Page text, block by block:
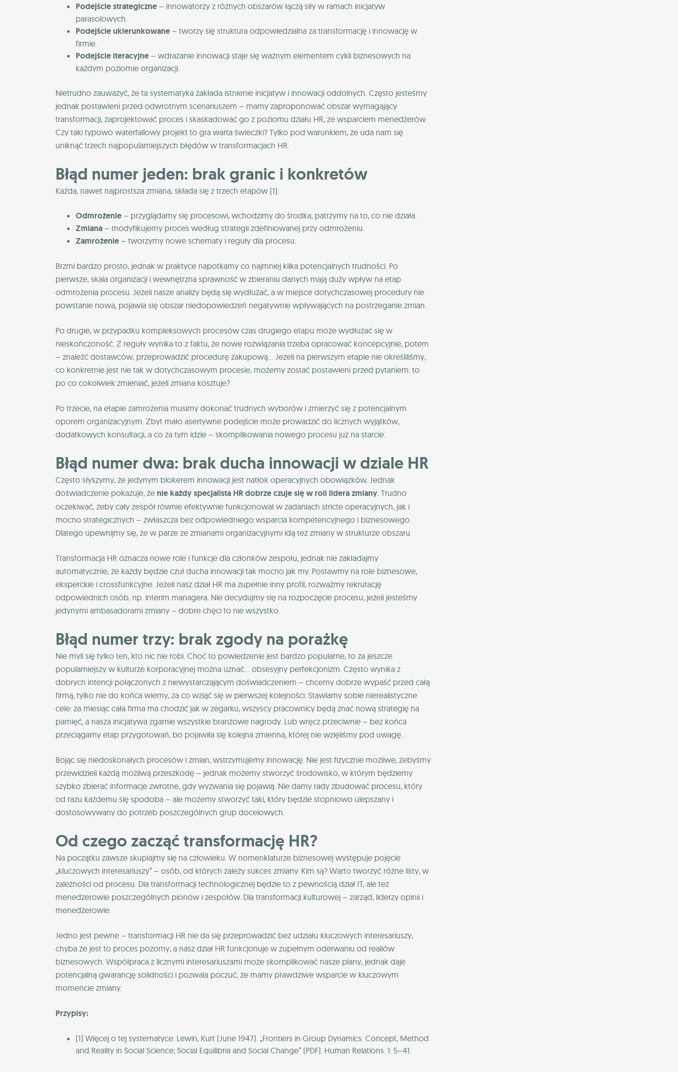
Podejście strategiczne – innowatorzy z różnych obszarów łączą siły w ramach inicjatyw
parasolowych.
Podejście ukierunkowane – tworzy się struktura odpowiedzialna za transformację i innowację w
firmie.
Podejście iteracyjne – wdrażanie innowacji staje się ważnym elementem cykli biznesowych na
każdym poziomie organizacji.
Nietrudno zauważyć, że ta systematyka zakłada istnienie inicjatyw i innowacji oddolnych. Często jesteśmy
jednak postawieni przed odwrotnym scenariuszem – mamy zaproponować obszar wymagający
transformacji, zaprojektować proces i skaskadować go z poziomu działu HR, ze wsparciem menedżerów.
Czy taki typowo waterfallowy projekt to gra warta świeczki? Tylko pod warunkiem, że uda nam się
uniknąć trzech najpopularniejszych błędów w transformacjach HR.
Błąd numer jeden: brak granic i konkretów
Każda, nawet najprostsza zmiana, składa się z trzech etapów [1]:
Odmrożenie – przyglądamy się procesowi, wchodzimy do środka, patrzymy na to, co nie działa.
Zmiana – modyfikujemy proces według strategii zdefiniowanej przy odmrożeniu.
Zamrożenie – tworzymy nowe schematy i reguły dla procesu.
Brzmi bardzo prosto, jednak w praktyce napotkamy co najmniej kilka potencjalnych trudności. Po
pierwsze, skala organizacji i wewnętrzna sprawność w zbieraniu danych mają duży wpływ na etap
odmrożenia procesu. Jeżeli nasze analizy będą się wydłużać, a w miejsce dotychczasowej procedury nie
powstanie nowa, pojawia się obszar niedopowiedzeń negatywnie wpływających na postrzeganie zmian.
Po drugie, w przypadku kompleksowych procesów czas drugiego etapu może wydłużać się w
nieskończoność. Z reguły wynika to z faktu, że nowe rozwiązania trzeba opracować koncepcyjnie, potem
– znaleźć dostawców, przeprowadzić procedurę zakupową… Jeżeli na pierwszym etapie nie określiliśmy,
co konkretnie jest nie tak w dotychczasowym procesie, możemy zostać postawieni przed pytaniem: to
po co cokolwiek zmieniać, jeżeli zmiana kosztuje?
Po trzecie, na etapie zamrożenia musimy dokonać trudnych wyborów i zmierzyć się z potencjalnym
oporem organizacyjnym. Zbyt mało asertywne podejście może prowadzić do licznych wyjątków,
dodatkowych konsultacji, a co za tym idzie – skomplikowania nowego procesu już na starcie.
Błąd numer dwa: brak ducha innowacji w dziale HR
Często słyszymy, że jedynym blokerem innowacji jest natłok operacyjnych obowiązków. Jednak
doświadczenie pokazuje, że nie każdy specjalista HR dobrze czuje się w roli lidera zmiany . Trudno
oczekiwać, żeby cały zespół równie efektywnie funkcjonował w zadaniach stricte operacyjnych, jak i
mocno strategicznych – zwłaszcza bez odpowiedniego wsparcia kompetencyjnego i biznesowego.
Dlatego upewnijmy się, że w parze ze zmianami organizacyjnymi idą też zmiany w strukturze obszaru.
Transformacja HR oznacza nowe role i funkcje dla członków zespołu, jednak nie zakładajmy
automatycznie, że każdy będzie czuł ducha innowacji tak mocno jak my. Postawmy na role biznesowe,
eksperckie i crossfunkcyjne. Jeżeli nasz dział HR ma zupełnie inny profil, rozważmy rekrutację
odpowiednich osób, np. interim managera. Nie decydujmy się na rozpoczęcie procesu, jeżeli jesteśmy
jedynymi ambasadorami zmiany – dobre chęci to nie wszystko.
Błąd numer trzy: brak zgody na porażkę
Nie myli się tylko ten, kto nic nie robi. Choć to powiedzenie jest bardzo popularne, to za jeszcze
popularniejszy w kulturze korporacyjnej można uznać… obsesyjny perfekcjonizm. Często wynika z
dobrych intencji połączonych z niewystarczającym doświadczeniem – chcemy dobrze wypaść przed całą
firmą, tylko nie do końca wiemy, za co wziąć się w pierwszej kolejności. Stawiamy sobie nierealistyczne
cele: za miesiąc cała firma ma chodzić jak w zegarku, wszyscy pracownicy będą znać nową strategię na
pamięć, a nasza inicjatywa zgarnie wszystkie branżowe nagrody. Lub wręcz przeciwnie – bez końca
przeciągamy etap przygotowań, bo pojawiła się kolejna zmienna, której nie wzięliśmy pod uwagę…
Bojąc się niedoskonałych procesów i zmian, wstrzymujemy innowację. Nie jest fizycznie możliwe, żebyśmy
przewidzieli każdą możliwą przeszkodę – jednak możemy stworzyć środowisko, w którym będziemy
szybko zbierać informacje zwrotne, gdy wyzwania się pojawią. Nie damy rady zbudować procesu, który
od razu każdemu się spodoba – ale możemy stworzyć taki, który będzie stopniowo ulepszany i
dostosowywany do potrzeb poszczególnych grup docelowych.
Od czego zacząć transformację HR?
Na początku zawsze skupiajmy się na człowieku. W nomenklaturze biznesowej występuje pojęcie
„kluczowych interesariuszy” – osób, od których zależy sukces zmiany. Kim są? Warto tworzyć różne listy, w
zależności od procesu. Dla transformacji technologicznej będzie to z pewnością dział IT, ale też
menedżerowie poszczególnych pionów i zespołów. Dla transformacji kulturowej – zarząd, liderzy opinii i
menedżerowie.
Jedno jest pewne – transformacji HR nie da się przeprowadzić bez udziału kluczowych interesariuszy,
chyba że jest to proces pozorny, a nasz dział HR funkcjonuje w zupełnym oderwaniu od realiów
biznesowych. Współpraca z licznymi interesariuszami może skomplikować nasze plany, jednak daje
potencjalną gwarancję solidności i pozwala poczuć, że mamy prawdziwe wsparcie w kluczowym
momencie zmiany.
Przypisy:
[1] Więcej o tej systematyce: Lewin, Kurt (June 1947). „Frontiers in Group Dynamics: Concept, Method
and Reality in Social Science; Social Equilibria and Social Change” (PDF). Human Relations. 1: 5–41.